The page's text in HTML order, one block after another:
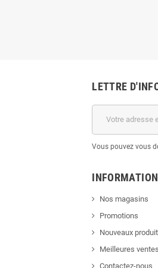
LETTRE
Vous pouvez vous
INFORMATION
Nos magasins
Promotions
Nouveaux
Meilleures ventes
Contactez-nous